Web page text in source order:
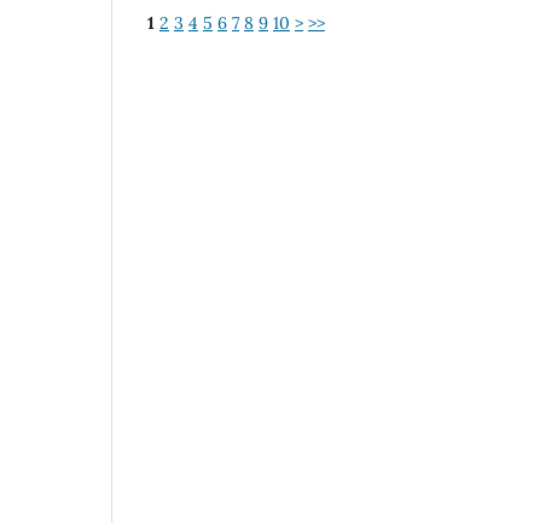
1 2 3 4 5 6 7 8 9 10 > >>